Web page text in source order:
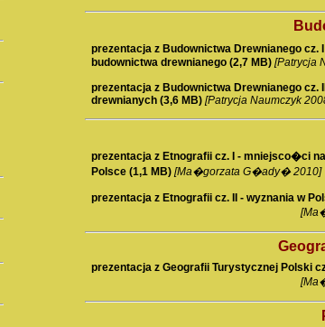
prezentacja z Budownictwa Drewnianego
budownictwa drewnianego (2,7 MB) [Patrycja
prezentacja z Budownictwa Drewnianego cz.
drewnianych (3,6 MB) [Patrycja Naumczyk
prezentacja z Etnografii cz. I - mniejsco�ci
Polsce (1,1 MB) [Ma�gorzata G�ady� 2010]
prezentacja z Etnografii cz. II - wyznania w
prezentacja z Geografii Turystycznej Polski